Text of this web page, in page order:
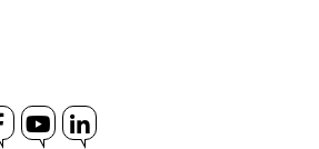
Facebook
YouTube
LinkedIn